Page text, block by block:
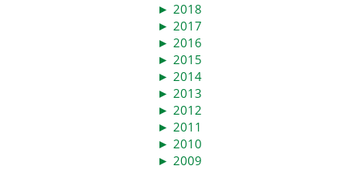
► 2018
► 2017
► 2016
► 2015
► 2014
► 2013
► 2012
► 2011
► 2010
► 2009